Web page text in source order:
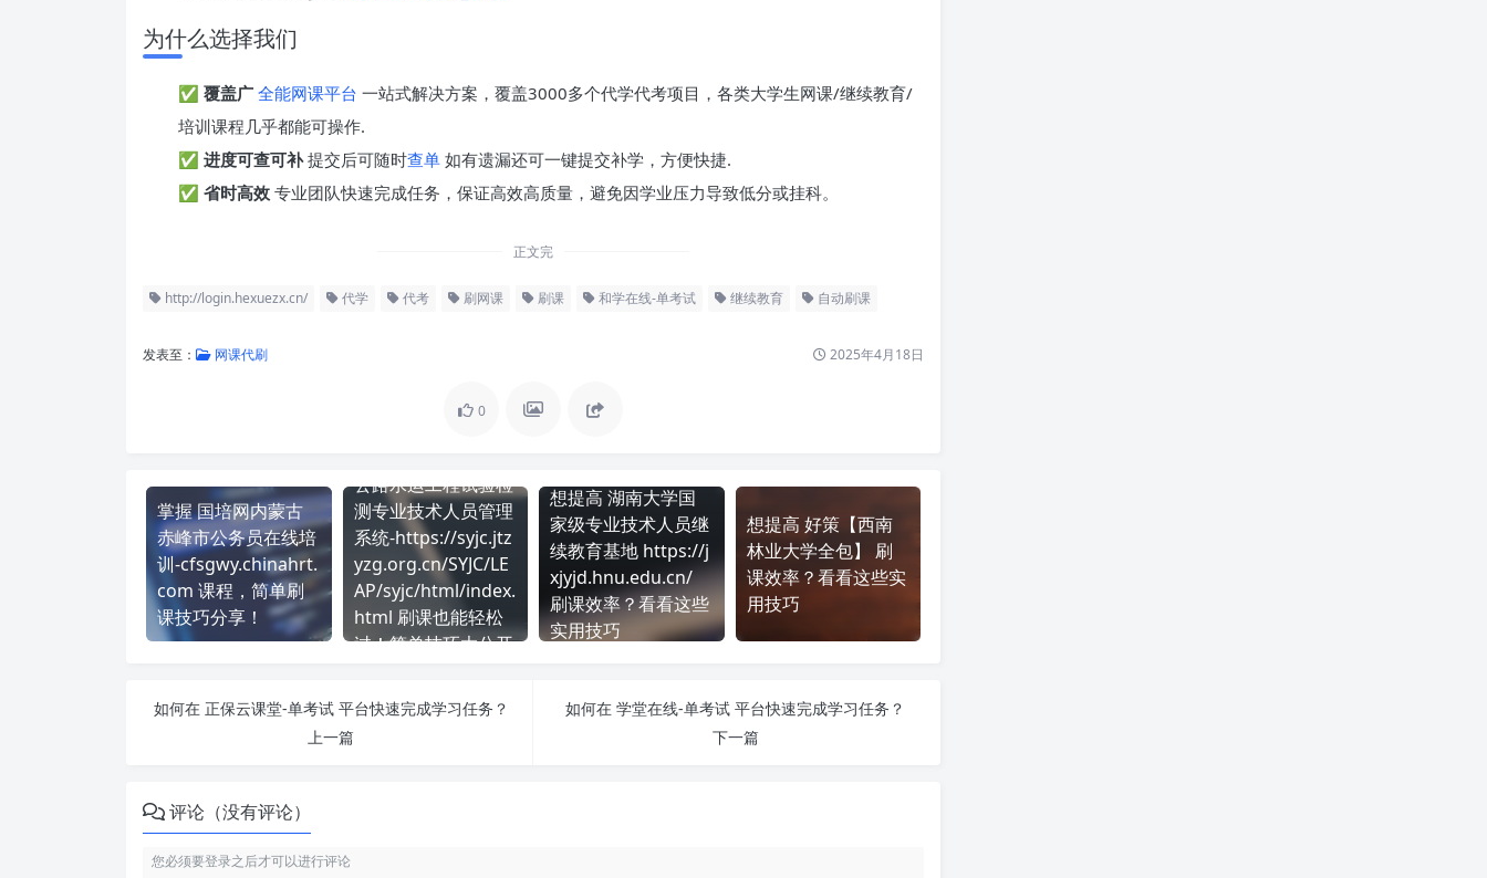
为什么选择我们
✅ 覆盖广 全能网课平台 一站式解决方案，覆盖3000多个代学代考项目，各类大学生网课/继续教育/
培训课程几乎都能可操作.
✅ 进度可查可补提交后可随时查单 如有遗漏还可一键提交补学，方便快捷.
✅ 省时高效 专业团队快速完成任务，保证高效高质量，避免因学业压力导致低分或挂科。
正文完
http://login.hexuezx.cn/ 代学 代考 刷网课 刷课 和学在线-单考试 继续教育 自动刷课
发表至： 网课代刷 2025年4月18日
0
掌握 国培网内蒙古
赤峰市公务员在线培
训-cfsgwy.chinahrt.
com 课程，简单刷
课技巧分享！
公路水运工程试验检
测专业技术人员管理
系统-https://syjc.jtz
yzg.org.cn/SYJC/LE
AP/syjc/html/index.
html 刷课也能轻松
过！简单技巧大公开
想提高 湖南大学国
家级专业技术人员继
续教育基地 https://j
xjyjd.hnu.edu.cn/
刷课效率？看看这些
实用技巧
想提高 好策【西南
林业大学全包】 刷
课效率？看看这些实
用技巧
如何在 正保云课堂-单考试 平台快速完成学习任务？
上一篇
如何在 学堂在线-单考试 平台快速完成学习任务？
下一篇
评论（没有评论）